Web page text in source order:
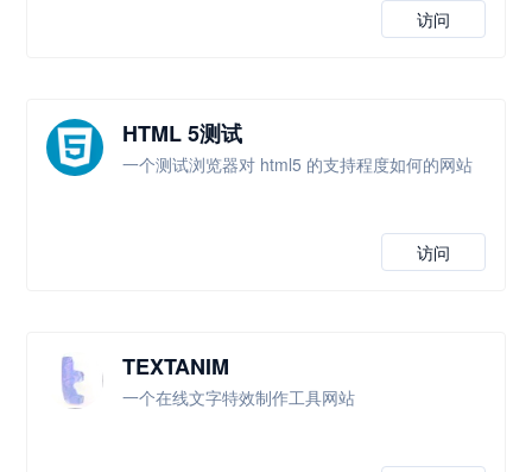
访问
HTML 5测试
一个测试浏览器对 html5 的支持程度如何的网站
访问
TEXTANIM
一个在线文字特效制作工具网站